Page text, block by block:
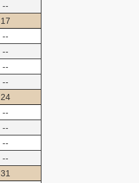
--
17
--
--
--
--
24
--
--
--
--
31